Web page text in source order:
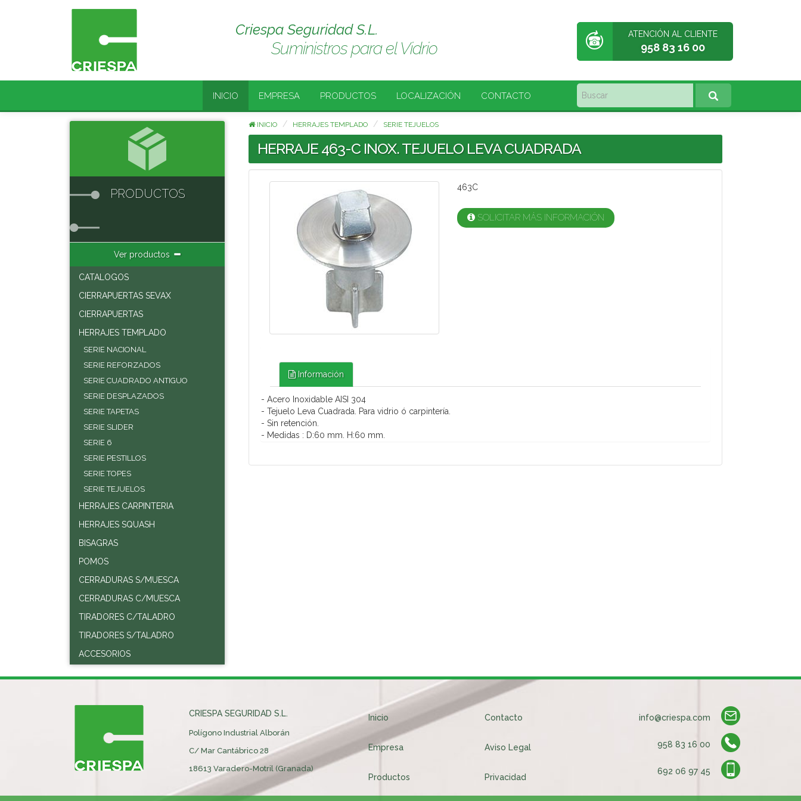
Criespa Seguridad S.L.
Suministros para el Vidrio
ATENCIÓN AL CLIENTE
958 83 16 00
INICIO EMPRESA PRODUCTOS LOCALIZACIÓN CONTACTO
PRODUCTOS
Ver productos
CATALOGOS
CIERRAPUERTAS SEVAX
CIERRAPUERTAS
HERRAJES TEMPLADO
SERIE NACIONAL
SERIE REFORZADOS
SERIE CUADRADO ANTIGUO
SERIE DESPLAZADOS
SERIE TAPETAS
SERIE SLIDER
SERIE 6
SERIE PESTILLOS
SERIE TOPES
SERIE TEJUELOS
HERRAJES CARPINTERIA
HERRAJES SQUASH
BISAGRAS
POMOS
CERRADURAS S/MUESCA
CERRADURAS C/MUESCA
TIRADORES C/TALADRO
TIRADORES S/TALADRO
ACCESORIOS
INICIO HERRAJES TEMPLADO SERIE TEJUELOS
HERRAJE 463-C INOX. TEJUELO LEVA CUADRADA
463C
SOLICITAR MÁS INFORMACIÓN
Información
- Acero Inoxidable AISI 304
- Tejuelo Leva Cuadrada. Para vidrio ó carpintería.
- Sin retención.
- Medidas : D:60 mm. H:60 mm.
CRIESPA SEGURIDAD S.L.
Polígono Industrial Alborán
C/ Mar Cantábrico 28
18613 Varadero-Motril (Granada)
Inicio
Empresa
Productos
Contacto
Aviso Legal
Privacidad
info@criespa.com
958 83 16 00
692 06 97 45